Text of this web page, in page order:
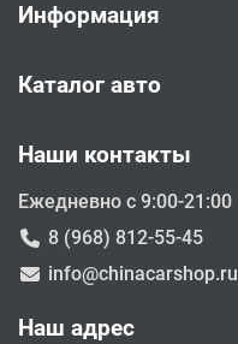
Информация
Каталог авто
Наши контакты
Ежедневно с 9:00-21:00
8 (968) 812-55-45
info@chinacarshop.ru
Наш адрес